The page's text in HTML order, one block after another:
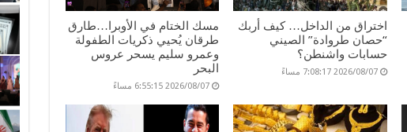
اختراق من الداخل… كيف أربك
“حصان طروادة” الصيني
حسابات واشنطن؟
2026/08/07 7:08:17 مساءً
مسك الختام في الأوبرا…طارق
طرقان يُحيي ذكريات الطفولة
وعمرو سليم يسحر عروس
البحر
2026/08/07 6:55:15 مساءً